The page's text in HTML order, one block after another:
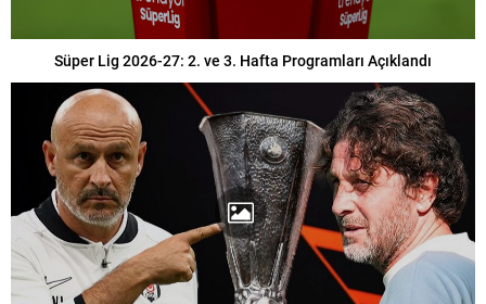
Süper Lig 2026-27: 2. ve 3. Hafta Programları Açıklandı